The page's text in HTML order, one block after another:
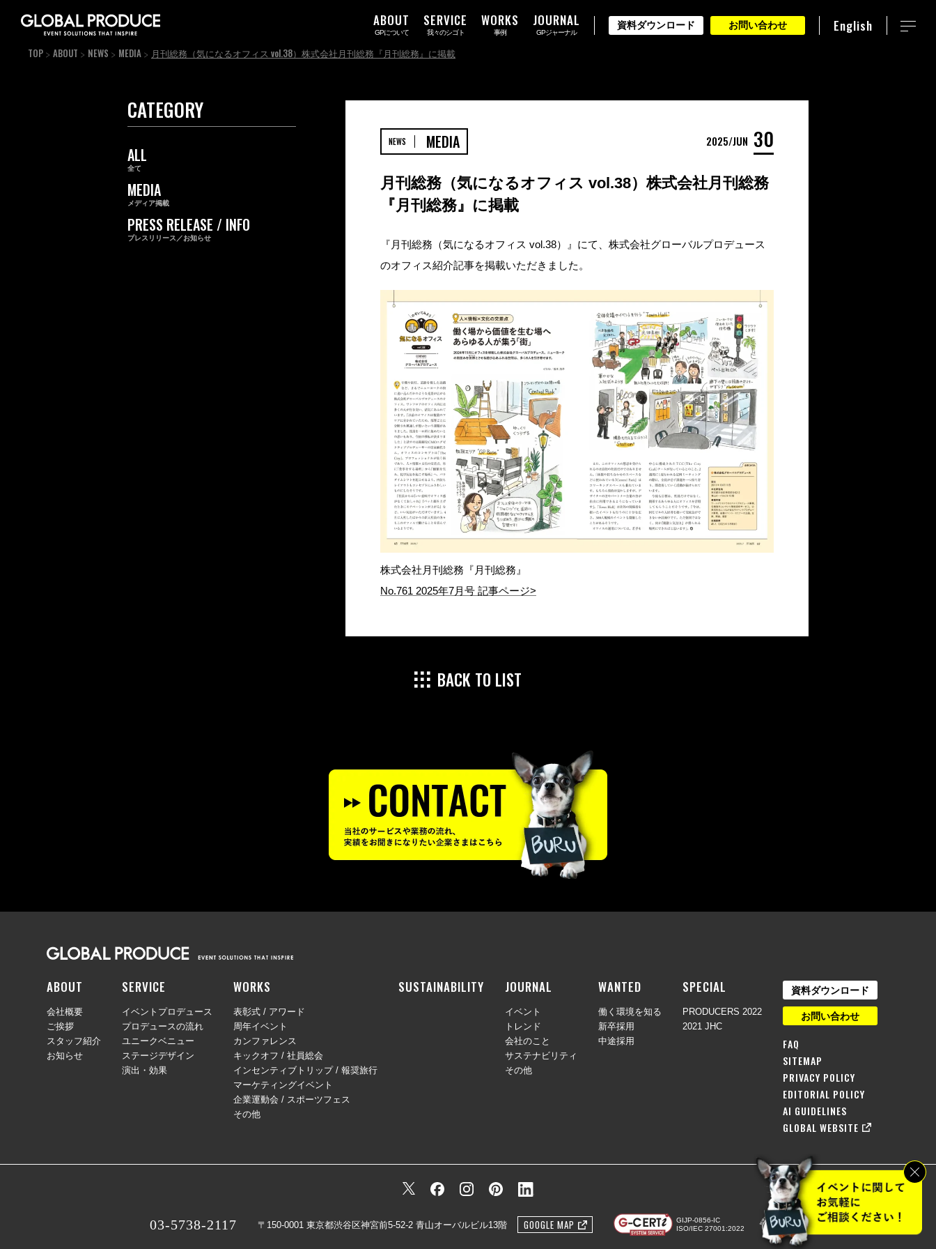
ABOUT
GPについて
SERVICE
我々のシゴト
WORKS
事例
JOURNAL
GPジャーナル
資料ダウンロード お問い合わせ English
TOP ABOUT NEWS MEDIA 月刊総務（気になるオフィス vol.38）株式会社月刊総務『月刊総務』に掲載
月刊総務（気になるオフィス vol.38）株式会社月刊総務
『月刊総務』に掲載
『月刊総務（気になるオフィス vol.38）』にて、株式会社グローバルプロデュース
のオフィス紹介記事を掲載いただきました。
株式会社月刊総務『月刊総務』
No.761 2025年7月号 記事ページ>
NEWS MEDIA 2025 JUN 30
CATEGORY
ALL
全て
MEDIA
メディア掲載
PRESS RELEASE / INFO
プレスリリース／お知らせ
BACK TO LIST
ABOUT
会社概要
ご挨拶
スタッフ紹介
お知らせ
SERVICE
イベントプロデュース
プロデュースの流れ
ユニークベニュー
ステージデザイン
演出・効果
WORKS
表彰式 / アワード
周年イベント
カンファレンス
キックオフ / 社員総会
インセンティブトリップ / 報奨旅行
マーケティングイベント
企業運動会 / スポーツフェス
その他
SUSTAINABILITY JOURNAL
イベント
トレンド
会社のこと
サステナビリティ
その他
WANTED
働く環境を知る
新卒採用
中途採用
SPECIAL
PRODUCERS 2022
2021 JHC
資料ダウンロード
お問い合わせ
FAQ
SITEMAP
PRIVACY POLICY
EDITORIAL POLICY
AI GUIDELINES
GLOBAL WEBSITE
03-5738-2117 〒150-0001 東京都渋谷区神宮前5-52-2 青山オーバルビル13階 GOOGLE MAP
GIJP-0856-IC
ISO/IEC 27001:2022